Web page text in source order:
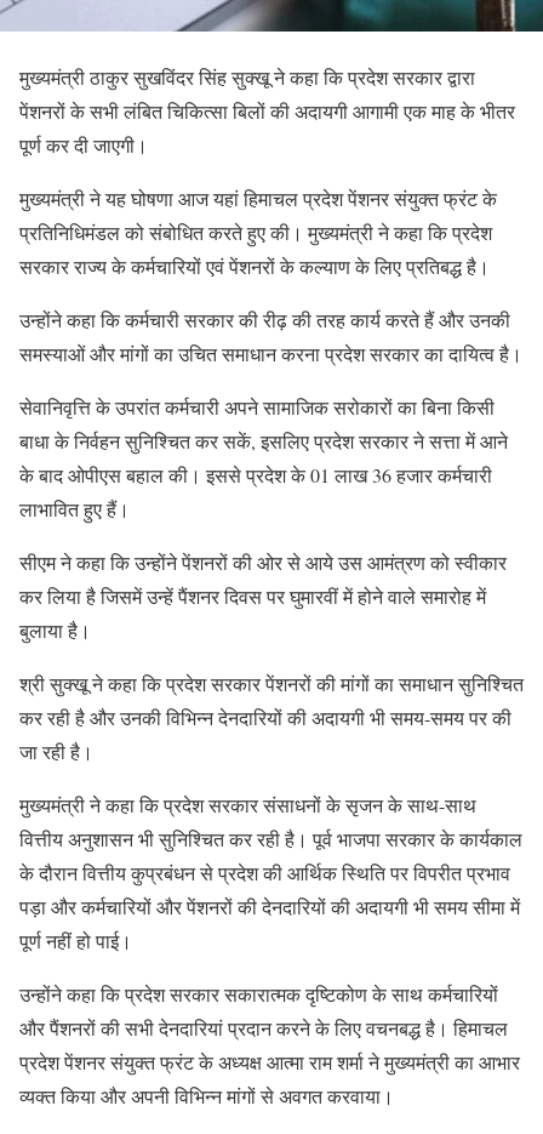
मुख्यमंत्री ठाकुर सुखविंदर सिंह सुक्खू ने कहा कि प्रदेश सरकार द्वारा
पेंशनरों के सभी लंबित चिकित्सा बिलों की अदायगी आगामी एक माह के भीतर
पूर्ण कर दी जाएगी।
मुख्यमंत्री ने यह घोषणा आज यहां हिमाचल प्रदेश पेंशनर संयुक्त फ्रंट के
प्रतिनिधिमंडल को संबोधित करते हुए की। मुख्यमंत्री ने कहा कि प्रदेश
सरकार राज्य के कर्मचारियों एवं पेंशनरों के कल्याण के लिए प्रतिबद्ध है।
उन्होंने कहा कि कर्मचारी सरकार की रीढ़ की तरह कार्य करते हैं और उनकी
समस्याओं और मांगों का उचित समाधान करना प्रदेश सरकार का दायित्व है।
सेवानिवृत्ति के उपरांत कर्मचारी अपने सामाजिक सरोकारों का बिना किसी
बाधा के निर्वहन सुनिश्चित कर सकें, इसलिए प्रदेश सरकार ने सत्ता में आने
के बाद ओपीएस बहाल की। इससे प्रदेश के 01 लाख 36 हजार कर्मचारी
लाभावित हुए हैं।
सीएम ने कहा कि उन्होंने पेंशनरों की ओर से आये उस आमंत्रण को स्वीकार
कर लिया है जिसमें उन्हें पैंशनर दिवस पर घुमारवीं में होने वाले समारोह में
बुलाया है।
श्री सुक्खू ने कहा कि प्रदेश सरकार पेंशनरों की मांगों का समाधान सुनिश्चित
कर रही है और उनकी विभिन्न देनदारियों की अदायगी भी समय-समय पर की
जा रही है।
मुख्यमंत्री ने कहा कि प्रदेश सरकार संसाधनों के सृजन के साथ-साथ
वित्तीय अनुशासन भी सुनिश्चित कर रही है। पूर्व भाजपा सरकार के कार्यकाल
के दौरान वित्तीय कुप्रबंधन से प्रदेश की आर्थिक स्थिति पर विपरीत प्रभाव
पड़ा और कर्मचारियों और पेंशनरों की देनदारियों की अदायगी भी समय सीमा में
पूर्ण नहीं हो पाई।
उन्होंने कहा कि प्रदेश सरकार सकारात्मक दृष्टिकोण के साथ कर्मचारियों
और पैंशनरों की सभी देनदारियां प्रदान करने के लिए वचनबद्ध है। हिमाचल
प्रदेश पेंशनर संयुक्त फ्रंट के अध्यक्ष आत्मा राम शर्मा ने मुख्यमंत्री का आभार
व्यक्त किया और अपनी विभिन्न मांगों से अवगत करवाया।